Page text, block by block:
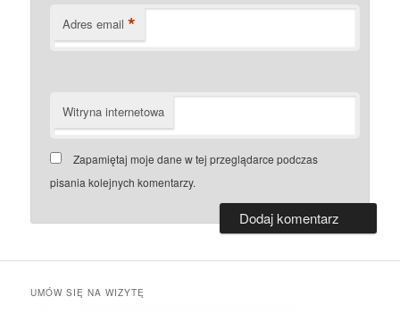
Adres email *
Witryna internetowa
Zapamiętaj moje dane w tej przeglądarce podczas
pisania kolejnych komentarzy.
UMÓW SIĘ NA WIZYTĘ